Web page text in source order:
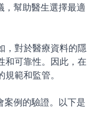
，幫助醫生選擇最適
，對於醫療資料的隱
和可靠性。因此，在
範和監管。
案例的驗證。以下是